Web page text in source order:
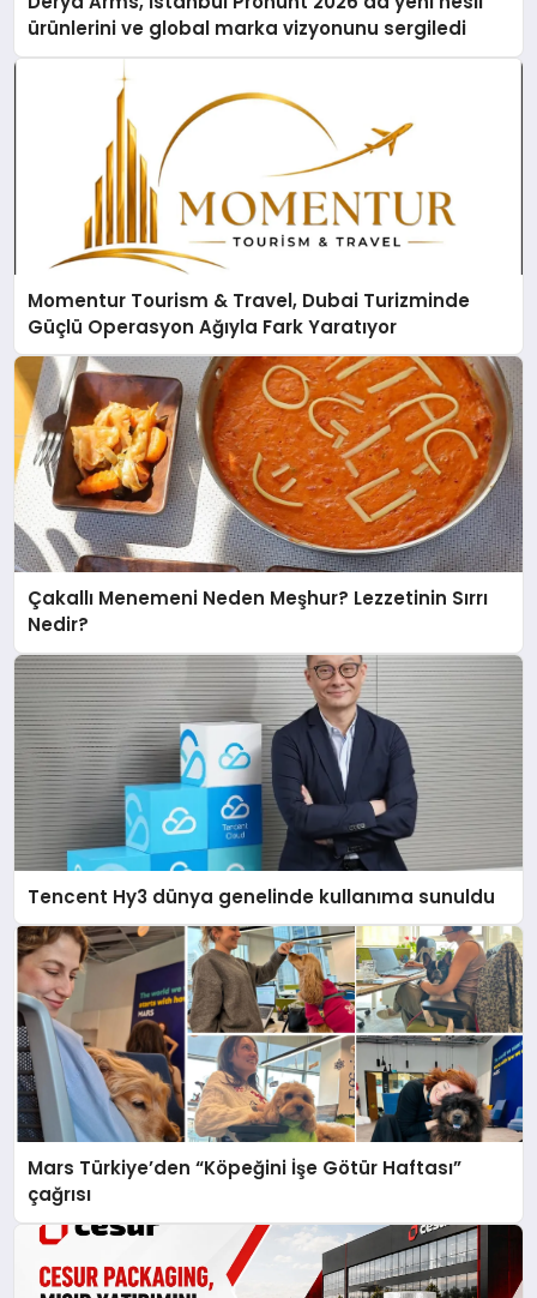
ürünlerini ve global marka vizyonunu sergiledi
Momentur Tourism & Travel, Dubai Turizminde
Güçlü Operasyon Ağıyla Fark Yaratıyor
Çakallı Menemeni Neden Meşhur? Lezzetinin Sırrı
Nedir?
Tencent Hy3 dünya genelinde kullanıma sunuldu
Mars Türkiye’den “Köpeğini İşe Götür Haftası”
çağrısı